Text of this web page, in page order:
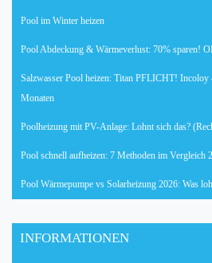
Pool im Winter heizen
Pool Abdeckung & Wärmeverlust: 70% sparen!
Salzwasser Pool heizen: Titan PFLICHT!
Monaten
Poolheizung mit PV-Anlage: Lohnt sich das?
Pool schnell aufheizen: 7 Methoden im Vergleich
Pool Wärmepumpe vs Solarheizung 2026: Was
INFORMATIONEN